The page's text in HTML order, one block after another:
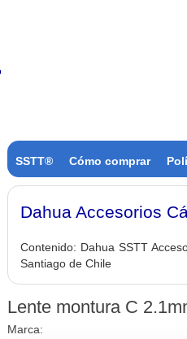
SSTT® Cómo comprar
Dahua Accesorios
Contenido: Dahua SSTT
Santiago de Chile
Lente montura C
Marca: